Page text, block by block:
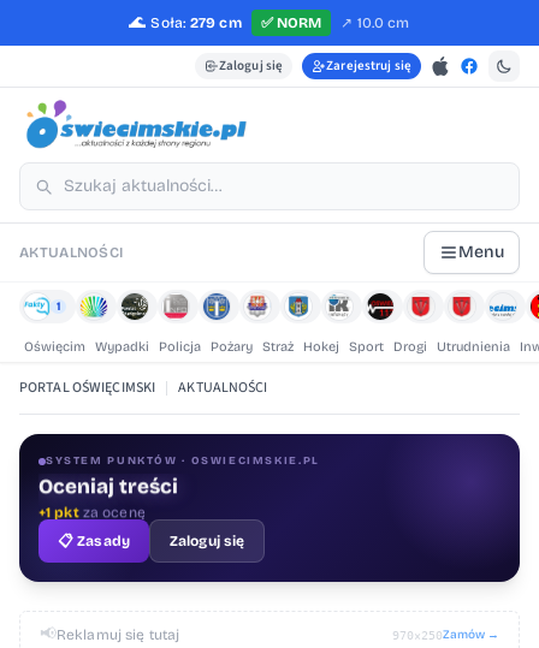
🌊 Soła: 279 cm ✅NORM ↗️ 10.0 cm
Zaloguj się Zarejestruj się
AKTUALNOŚCI Menu
1
Oświęcim Wypadki Policja Pożary Straż Hokej Sport Drogi Utrudnienia
PORTAL OŚWIĘCIMSKI | AKTUALNOŚCI
SYSTEM PUNKTÓW · OSWIECIMSKIE.PL
Oceniaj treści
+1 pktza ocenę
📋 Zasady
Zaloguj się
📢Reklamuj się tutaj 970×250Zamów →